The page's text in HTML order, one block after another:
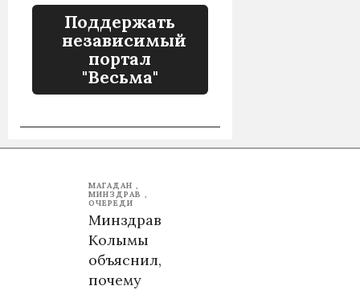
Поддержать
независимый
портал
"Весьма"
МАГАДАН
МИНЗДРАВ
ОЧЕРЕДИ
Минздрав
Колымы
объяснил,
почему